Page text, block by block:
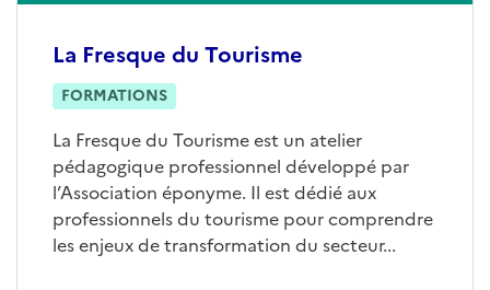
La Fresque du Tourisme
FORMATIONS
La Fresque du Tourisme est un atelier
pédagogique professionnel développé par
l’Association éponyme. Il est dédié aux
professionnels du tourisme pour comprendre
les enjeux de transformation du secteur...